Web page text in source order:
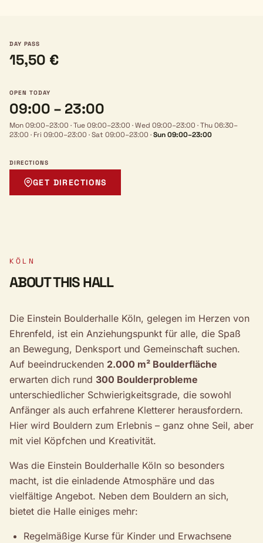
DAY PASS
15,50 €
OPEN TODAY
09:00 – 23:00
Mon 09:00–23:00 ·Tue 09:00–23:00 ·Wed 09:00–23:00 ·Thu 06:30–
23:00 · Fri 09:00–23:00 ·Sat 09:00–23:00 ·Sun 09:00–23:00
DIRECTIONS
GET DIRECTIONS
KÖLN
ABOUT THIS HALL
Die Einstein Boulderhalle Köln, gelegen im Herzen von
Ehrenfeld, ist ein Anziehungspunkt für alle, die Spaß
an Bewegung, Denksport und Gemeinschaft suchen.
Auf beeindruckenden 2.000 m² Boulderfläche
erwarten dich rund 300 Boulderprobleme
unterschiedlicher Schwierigkeitsgrade, die sowohl
Anfänger als auch erfahrene Kletterer herausfordern.
Hier wird Bouldern zum Erlebnis – ganz ohne Seil, aber
mit viel Köpfchen und Kreativität.
Was die Einstein Boulderhalle Köln so besonders
macht, ist die einladende Atmosphäre und das
vielfältige Angebot. Neben dem Bouldern an sich,
bietet die Halle einiges mehr:
Regelmäßige Kurse für Kinder und Erwachsene